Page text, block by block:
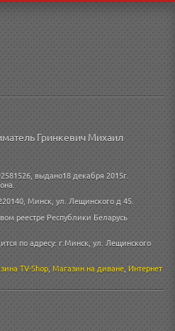
Гринкевич Михаил
выдано18 декабря 2015г.
Минск, ул. Лещинского д 45.
реестре Республики Беларусь
по адресу: г.Минск, ул. Лещинского
TV-Shop,Магазин на диване,Интернет